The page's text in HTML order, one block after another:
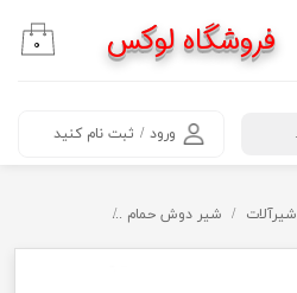
ورود / ثبت نام کنید
۰ فروشگاه لوکس
شیرآلات شیر دوش حمام